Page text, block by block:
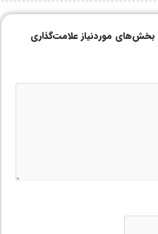
بخش‌های موردنیاز علامت‌گذاری